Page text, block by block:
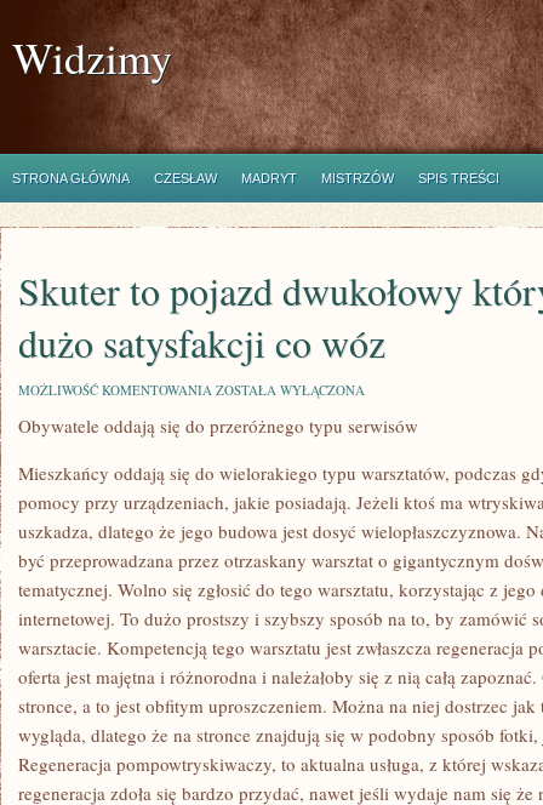
Widzimy
STRONA GŁÓWNA CZESŁAW MADRYT MISTRZÓW SPIS TREŚCI
Skuter to pojazd dwukołowy
dużo satysfakcji co wóz
MOŻLIWOŚĆ KOMENTOWANIA SKUTER
POJAZD
SPRAWIA
TEŻ
DUŻO
SATYSFAKCJI
WÓZ
ZOSTAŁA WYŁĄCZONA
Obywatele oddają się do przeróżnego typu serwisów
Mieszkańcy oddają się do wielorakiego typu warsztatów, podczas
pomocy przy urządzeniach, jakie posiadają. Jeżeli ktoś ma
uszkadza, dlatego że jego budowa jest dosyć wielopłaszczyznowa.
być przeprowadzana przez otrzaskany warsztat o gigantycznym
tematycznej. Wolno się zgłosić do tego warsztatu, korzystając z
internetowej. To dużo prostszy i szybszy sposób na to, by zamówić
warsztacie. Kompetencją tego warsztatu jest zwłaszcza regeneracja
oferta jest majętna i różnorodna i należałoby się z nią całą
stronce, a to jest obfitym uproszczeniem. Można na niej dostrzec jak
wygląda, dlatego że na stronce znajdują się w podobny sposób
Regeneracja pompowtryskiwaczy, to aktualna usługa, z której
regeneracja zdoła się bardzo przydać, nawet jeśli wydaje nam się